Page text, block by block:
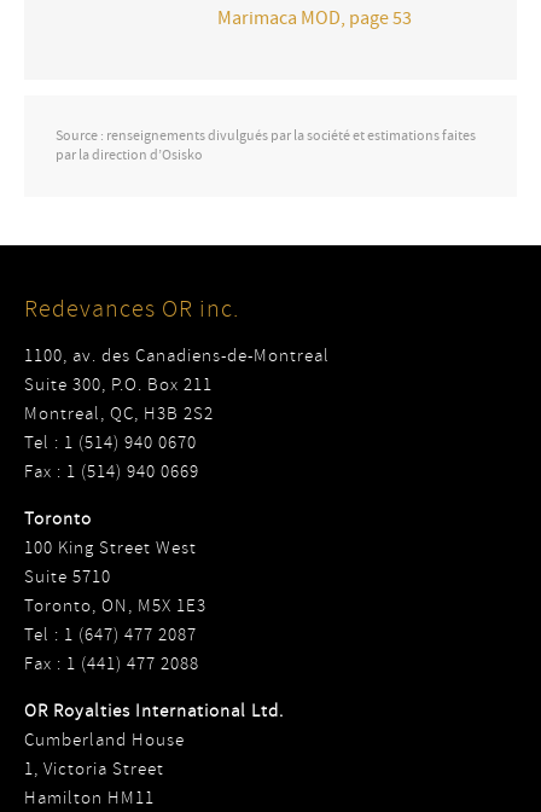
Marimaca MOD, page 53
Source : renseignements divulgués par la société et estimations faites
par la direction d’Osisko
Redevances OR inc.
1100, av. des Canadiens-de-Montreal
Suite 300, P.O. Box 211
Montreal, QC, H3B 2S2
Tel : 1 (514) 940 0670
Fax : 1 (514) 940 0669
Toronto
100 King Street West
Suite 5710
Toronto, ON, M5X 1E3
Tel : 1 (647) 477 2087
Fax : 1 (441) 477 2088
OR Royalties International Ltd.
Cumberland House
1, Victoria Street
Hamilton HM11